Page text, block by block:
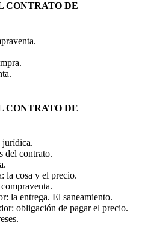
CONTRATO DE
CONTRATO DE
jurídica.
del contrato.
la cosa y el precio.
la entrega. El saneamiento.
obligación de pagar el precio.